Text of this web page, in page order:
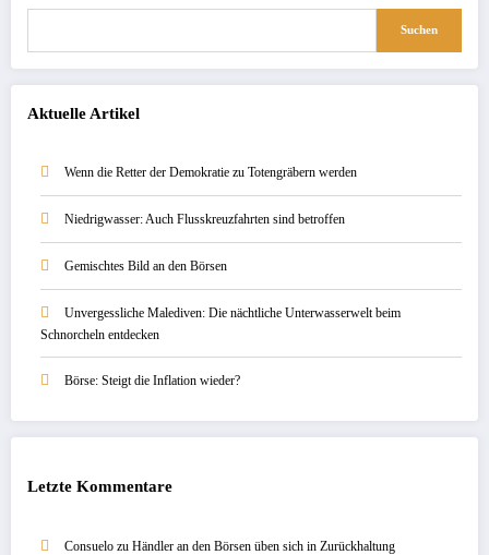
Suchen
Aktuelle Artikel
Wenn die Retter der Demokratie zu Totengräbern werden
Niedrigwasser: Auch Flusskreuzfahrten sind betroffen
Gemischtes Bild an den Börsen
Unvergessliche Malediven: Die nächtliche Unterwasserwelt beim
Schnorcheln entdecken
Börse: Steigt die Inflation wieder?
Letzte Kommentare
Consuelo zu Händler an den Börsen üben sich in Zurückhaltung